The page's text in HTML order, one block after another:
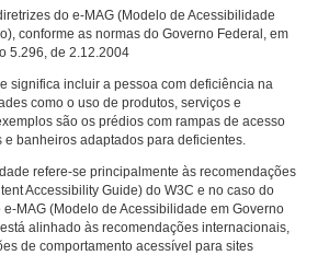
do e-MAG (Modelo de Acessibilidade
conforme as normas do Governo Federal, em
5.296, de 2.12.2004
significa incluir a pessoa com deficiência na
como o uso de produtos, serviços e
são os prédios com rampas de acesso
e banheiros adaptados para deficientes.
refere-se principalmente às recomendações
Accessibility Guide) do W3C e no caso do
MAG (Modelo de Acessibilidade em Governo
alinhado às recomendações internacionais,
de comportamento acessível para sites